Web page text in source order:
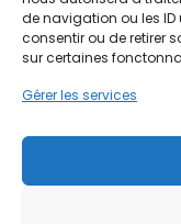
de navigation ou les ID
consentir ou de retirer
sur certaines
Gérer les services
appartement
L'enjeu
performance
eau
répond
limités.
pour